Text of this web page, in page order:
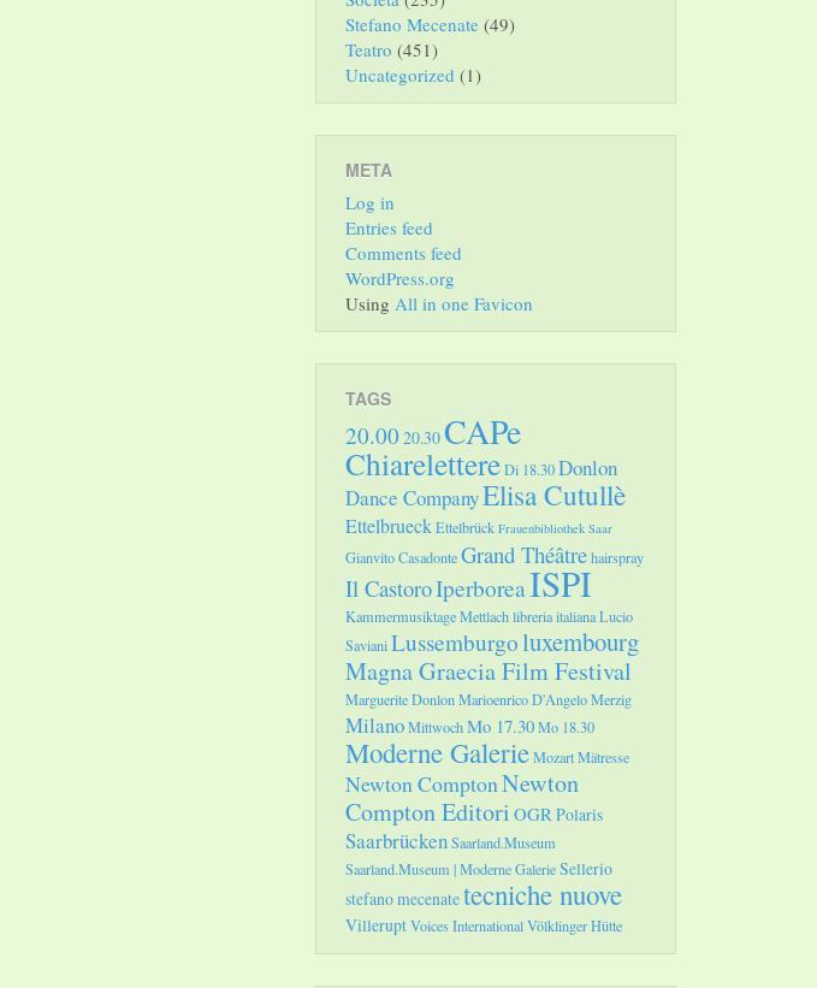
Stefano Mecenate (49)
Teatro (451)
Uncategorized (1)
META
Log in
Entries feed
Comments feed
WordPress.org
Using All in one Favicon
TAGS
20.00 20.30CAPe
ChiarelettereDi 18.30Donlon
Dance CompanyElisa Cutullè
EttelbrueckEttelbrück Frauenbibliothek Saar
Gianvito CasadonteGrand Théâtrehairspray
Il CastoroIperboreaISPI
Kammermusiktage Mettlachlibreria italianaLucio
SavianiLussemburgoluxembourg
Magna Graecia Film Festival
Marguerite DonlonMarioenrico D'AngeloMerzig
MilanoMittwochMo 17.30Mo 18.30
Moderne GalerieMozartMätresse
Newton ComptonNewton
Compton Editori OGRPolaris
SaarbrückenSaarland.Museum
Saarland.Museum | Moderne GalerieSellerio
stefano mecenatetecniche nuove
VilleruptVoices InternationalVölklinger Hütte